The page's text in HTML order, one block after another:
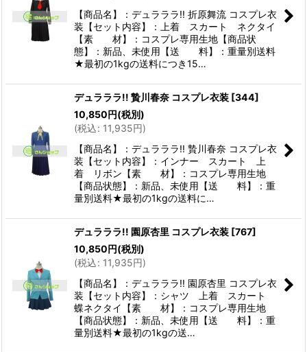
【商品名】：デュラララ!! 折原舞流 コスプレ衣
装【セット内容】：上着 スカート ネクタイ
【素 材】：コスプレ専用生地【商品状
態】：新品、未使用【送 料】：重量別送料
★最初の1kgの送料につき15…
デュラララ!! 贄川春奈 コスプレ衣装 [344]
10,850円(税別)
(税込: 11,935円)
【商品名】：デュラララ!! 贄川春奈 コスプレ衣
装【セット内容】：インナー スカート 上
着 リボン【素 材】：コスプレ専用生地
【商品状態】：新品、未使用【送 料】：重
量別送料★最初の1kgの送料に…
デュラララ!! 園原杏里 コスプレ衣装 [767]
10,850円(税別)
(税込: 11,935円)
【商品名】：デュラララ!! 園原杏里 コスプレ衣
装【セット内容】：シャツ 上着 スカート
蝶ネクタイ【素 材】：コスプレ専用生地
【商品状態】：新品、未使用【送 料】：重
量別送料★最初の1kgの送…